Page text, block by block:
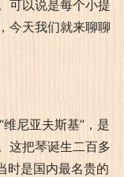
可以说是每个小提
今天我们就来聊聊
尼亚夫斯基”，是
这把琴诞生二百多
时是国内最名贵的